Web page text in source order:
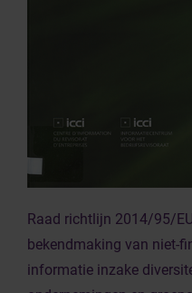
Raad richtlijn 2014/95/
bekendmaking van niet-
informatie inzake